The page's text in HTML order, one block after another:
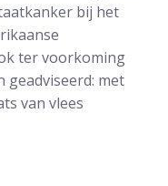
bij het
ter voorkoming
geadviseerd: met
van vlees